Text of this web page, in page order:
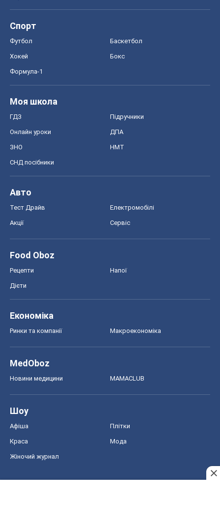
Спорт
Футбол Баскетбол
Хокей Бокс
Формула-1
Моя школа
ГДЗ Підручники
Онлайн уроки ДПА
ЗНО НМТ
СНД посібники
Авто
Тест Драйв Електромобілі
Акції Сервіс
Food Oboz
Рецепти Напої
Дієти
Економіка
Ринки та компанії Макроекономіка
MedOboz
Новини медицини MAMACLUB
Шоу
Афіша Плітки
Краса Мода
Жіночий журнал